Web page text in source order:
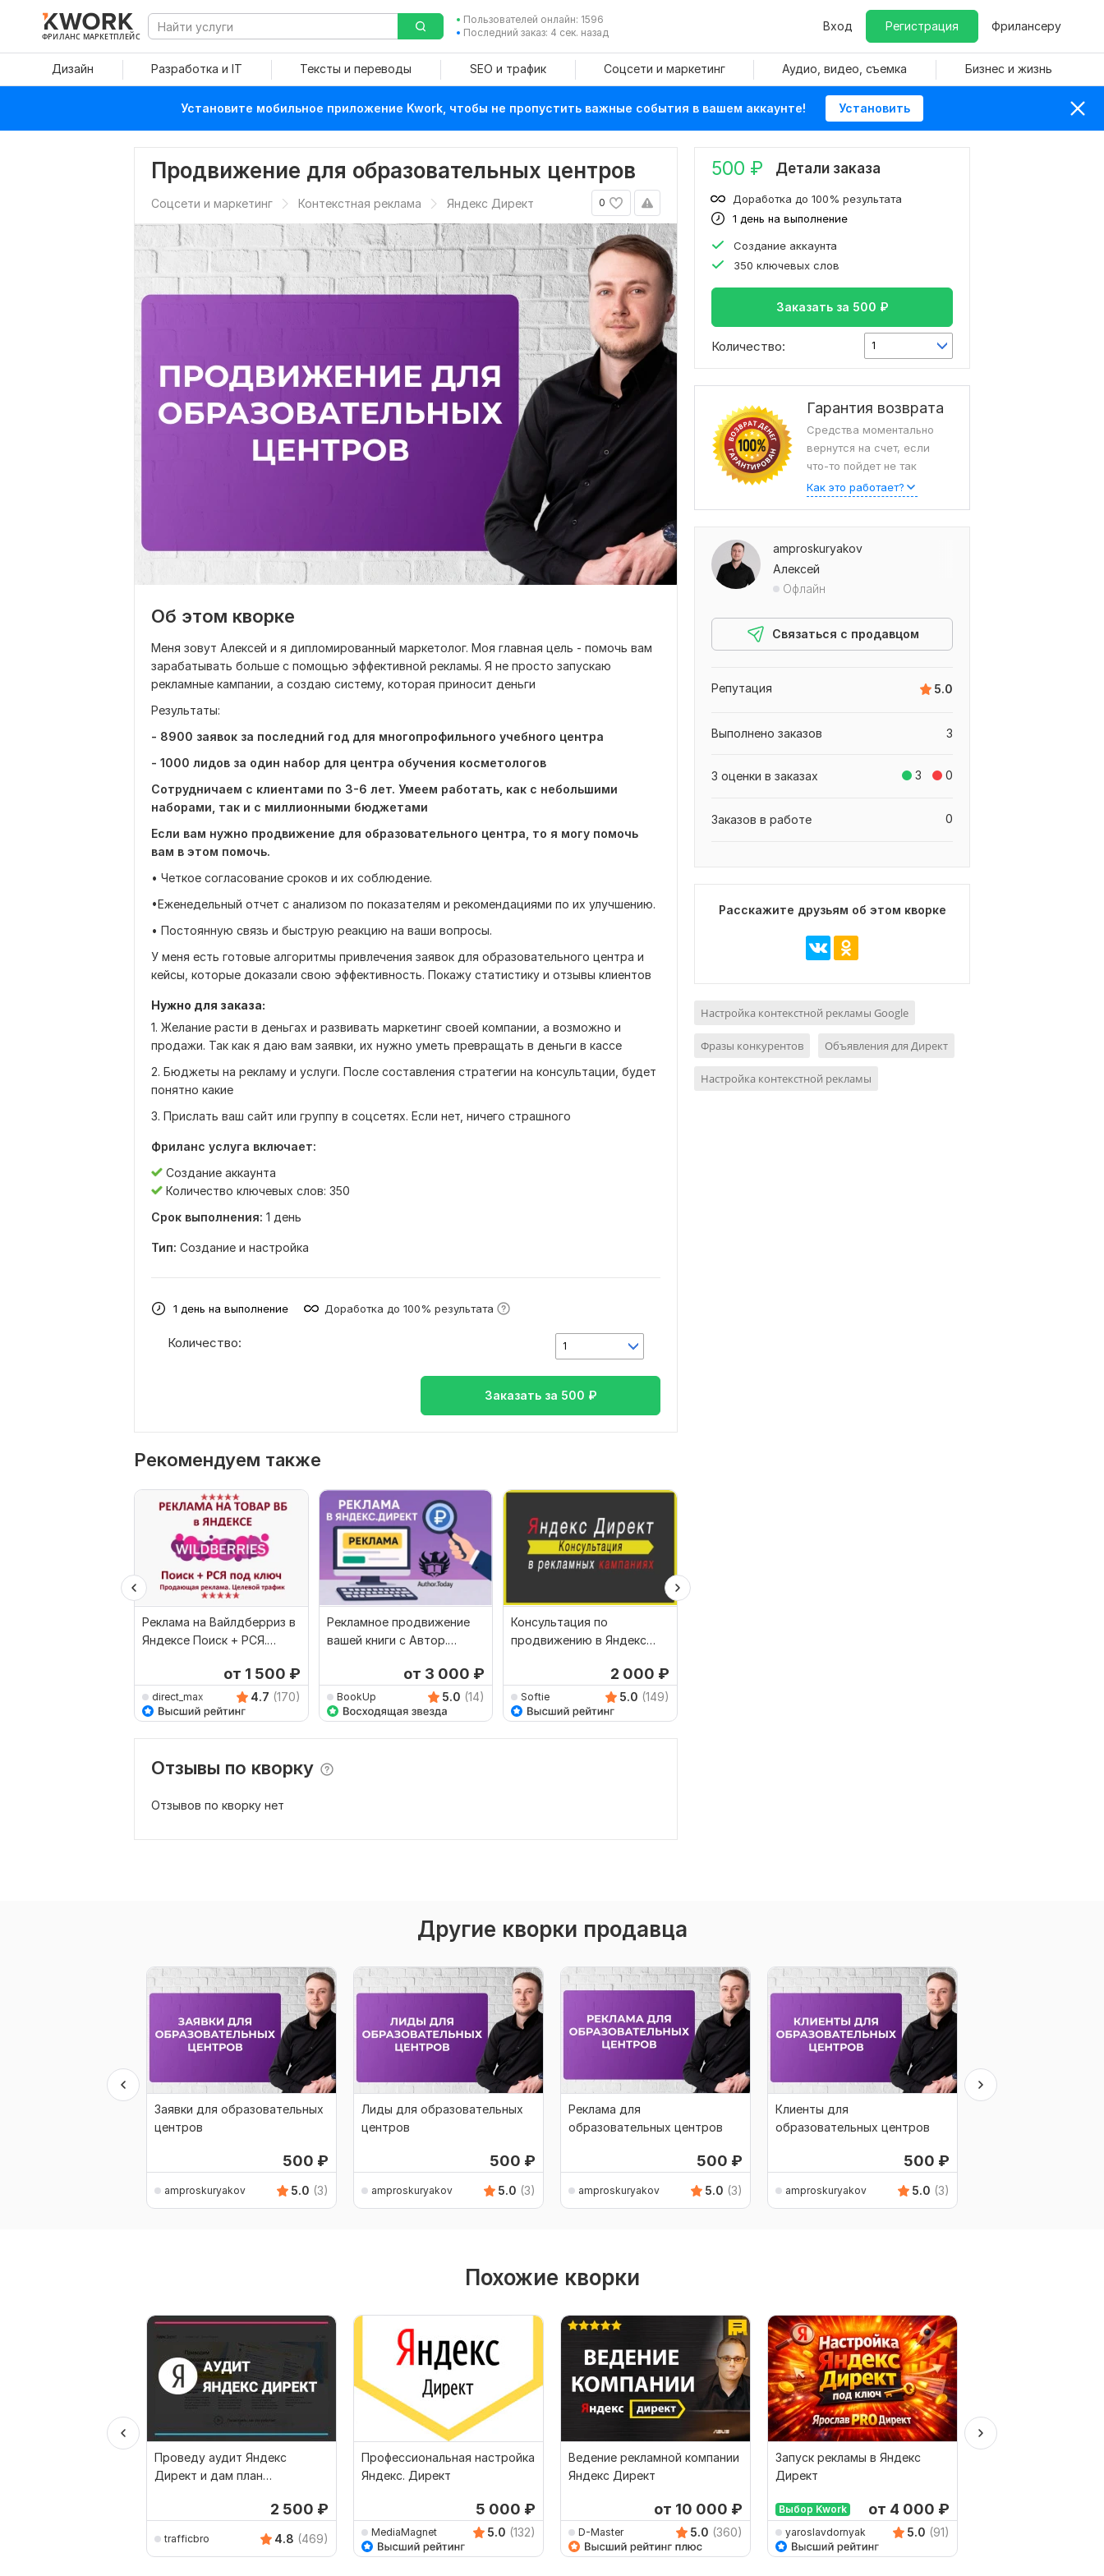
ФРИЛАНС МАРКЕТПЛЕЙС
Пользователей онлайн: 1596
Последний заказ: 4 сек. назад
Вход Регистрация Фрилансеру
Дизайн Разработка и IT Тексты и переводы SEO и трафик Соцсети и маркетинг Аудио, видео, съемка Бизнес и жизнь
Установите мобильное приложение Kwork, чтобы не пропустить важные события в вашем аккаунте! Установить
Продвижение для образовательных центров
0
Соцсети и маркетинг Контекстная реклама Яндекс Директ
Об этом кворке
Меня зовут Алексей и я дипломированный маркетолог. Моя главная цель - помочь вам
зарабатывать больше с помощью эффективной рекламы. Я не просто запускаю
рекламные кампании, а создаю систему, которая приносит деньги
Результаты:
- 8900 заявок за последний год для многопрофильного учебного центра
- 1000 лидов за один набор для центра обучения косметологов
Сотрудничаем с клиентами по 3-6 лет. Умеем работать, как с небольшими
наборами, так и с миллионными бюджетами
Если вам нужно продвижение для образовательного центра, то я могу помочь
вам в этом помочь.
• Четкое согласование сроков и их соблюдение.
•Еженедельный отчет с анализом по показателям и рекомендациями по их улучшению.
• Постоянную связь и быструю реакцию на ваши вопросы.
У меня есть готовые алгоритмы привлечения заявок для образовательного центра и
кейсы, которые доказали свою эффективность. Покажу статистику и отзывы клиентов
Нужно для заказа:
1. Желание расти в деньгах и развивать маркетинг своей компании, а возможно и
продажи. Так как я даю вам заявки, их нужно уметь превращать в деньги в кассе
2. Бюджеты на рекламу и услуги. После составления стратегии на консультации, будет
понятно какие
3. Прислать ваш сайт или группу в соцсетях. Если нет, ничего страшного
Фриланс услуга включает:
Создание аккаунта
Количество ключевых слов: 350
Срок выполнения: 1 день
Тип: Создание и настройка
1 день на выполнение Доработка до 100% результата
1
Количество:
Заказать за 500 ₽
Рекомендуем также
Реклама на Вайлдберриз в
Яндексе Поиск + РСЯ.
от 1 500 ₽
direct_max 4.7 (170)
Рекламное продвижение
вашей книги с Автор.
от 3 000 ₽
BookUp 5.0 (14)
Консультация по
продвижению в Яндекс
2 000 ₽
Softie 5.0 (149)
Отзывы по кворку
Отзывов по кворку нет
500 ₽ Детали заказа
1 день на выполнение
Доработка до 100% результата
Создание аккаунта
350 ключевых слов
Заказать за 500 ₽
Количество: 1
Гарантия возврата
Средства моментально
вернутся на счет, если
что-то пойдет не так
Как это работает?
amproskuryakov
Алексей
Офлайн
Связаться с продавцом
5.0
Репутация
3
Выполнено заказов
3 0
3 оценки в заказах
0
Заказов в работе
Расскажите друзьям об этом кворке
Настройка контекстной рекламы Google
Фразы конкурентов Объявления для Директ
Настройка контекстной рекламы
Другие кворки продавца
Заявки для образовательных
центров
500 ₽
amproskuryakov 5.0 (3)
Лиды для образовательных
центров
500 ₽
amproskuryakov 5.0 (3)
Реклама для
образовательных центров
500 ₽
amproskuryakov 5.0 (3)
Клиенты для
образовательных центров
500 ₽
amproskuryakov 5.0 (3)
Похожие кворки
Проведу аудит Яндекс
Директ и дам план
2 500 ₽
trafficbro 4.8 (469)
Профессиональная настройка
Яндекс. Директ
5 000 ₽
MediaMagnet 5.0 (132)
Ведение рекламной компании
Яндекс Директ
от 10 000 ₽
D-Master 5.0 (360)
Запуск рекламы в Яндекс
Директ
Выбор Kwork от 4 000 ₽
yaroslavdornyak 5.0 (91)